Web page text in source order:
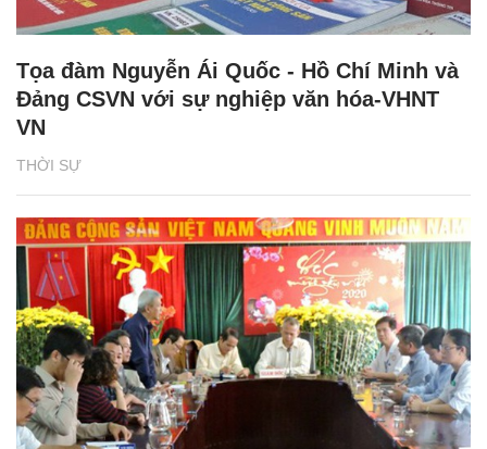
THỜI SỰ
Tọa đàm Nguyễn Ái Quốc - Hồ Chí Minh và
Đảng CSVN với sự nghiệp văn hóa-VHNT
VN